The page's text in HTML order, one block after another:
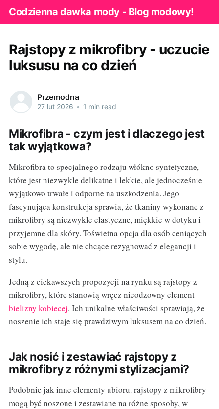
Codzienna dawka mody - Blog modowy!
Rajstopy z mikrofibry - uczucie
luksusu na co dzień
Przemodna
27 lut 2026 • 1 min read
Mikrofibra - czym jest i dlaczego jest
tak wyjątkowa?
Mikrofibra to specjalnego rodzaju włókno syntetyczne,
które jest niezwykle delikatne i lekkie, ale jednocześnie
wyjątkowo trwałe i odporne na uszkodzenia. Jego
fascynująca konstrukcja sprawia, że tkaniny wykonane z
mikrofibry są niezwykle elastyczne, miękkie w dotyku i
przyjemne dla skóry. Toświetna opcja dla osób ceniących
sobie wygodę, ale nie chcące rezygnować z elegancji i
stylu.
Jedną z ciekawszych propozycji na rynku są rajstopy z
mikrofibry, które stanowią wręcz nieodzowny element
bielizny kobiecej. Ich unikalne właściwości sprawiają, że
noszenie ich staje się prawdziwym luksusem na co dzień.
Jak nosić i zestawiać rajstopy z
mikrofibry z różnymi stylizacjami?
Podobnie jak inne elementy ubioru, rajstopy z mikrofibry
mogą być noszone i zestawiane na różne sposoby, w